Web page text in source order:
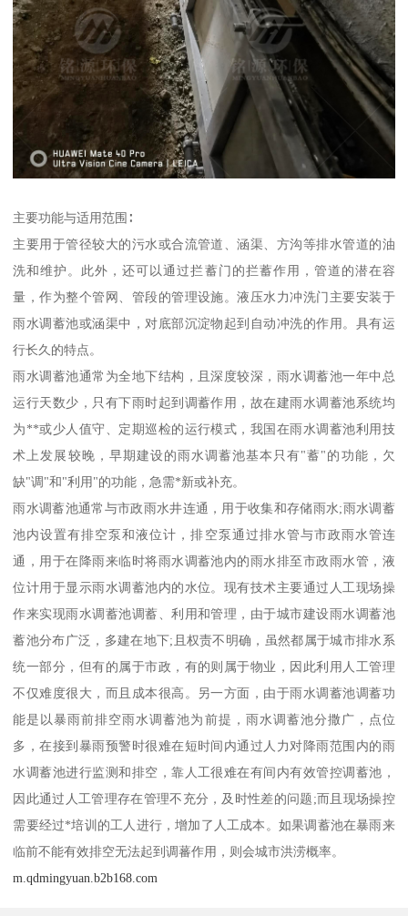
主要功能与适用范围∶
主要用于管径较大的污水或合流管道、涵渠、方沟等排水管道的油
洗和维护。此外，还可以通过拦蓄门的拦蓄作用，管道的潜在容
量，作为整个管网、管段的管理设施。液压水力冲洗门主要安装于
雨水调蓄池或涵渠中，对底部沉淀物起到自动冲洗的作用。具有运
行长久的特点。
雨水调蓄池通常为全地下结构，且深度较深，雨水调蓄池一年中总
运行天数少，只有下雨时起到调蓄作用，故在建雨水调蓄池系统均
为**或少人值守、定期巡检的运行模式，我国在雨水调蓄池利用技
术上发展较晚，早期建设的雨水调蓄池基本只有"蓄"的功能，欠
缺"调"和"利用"的功能，急需*新或补充。
雨水调蓄池通常与市政雨水井连通，用于收集和存储雨水;雨水调蓄
池内设置有排空泵和液位计，排空泵通过排水管与市政雨水管连
通，用于在降雨来临时将雨水调蓄池内的雨水排至市政雨水管，液
位计用于显示雨水调蓄池内的水位。现有技术主要通过人工现场操
作来实现雨水调蓄池调蓄、利用和管理，由于城市建设雨水调蓄池
蓄池分布广泛，多建在地下;且权责不明确，虽然都属于城市排水系
统一部分，但有的属于市政，有的则属于物业，因此利用人工管理
不仅难度很大，而且成本很高。另一方面，由于雨水调蓄池调蓄功
能是以暴雨前排空雨水调蓄池为前提，雨水调蓄池分撒广，点位
多，在接到暴雨预警时很难在短时间内通过人力对降雨范围内的雨
水调蓄池进行监测和排空，靠人工很难在有间内有效管控调蓄池，
因此通过人工管理存在管理不充分，及时性差的问题;而且现场操控
需要经过*培训的工人进行，增加了人工成本。如果调蓄池在暴雨来
临前不能有效排空无法起到调蕃作用，则会城市洪涝概率。
m.qdmingyuan.b2b168.com